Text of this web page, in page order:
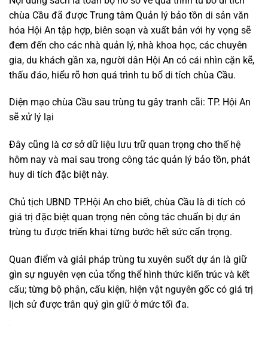
chùa Cầu đã được Trung tâm Quản lý bảo tồn di sản văn
hóa Hội An tập hợp, biên soạn và xuất bản với hy vọng sẽ
đem đến cho các nhà quản lý, nhà khoa học, các chuyên
gia, du khách gần xa, người dân Hội An có cái nhìn cặn kẽ,
thấu đáo, hiểu rõ hơn quá trình tu bổ di tích chùa Cầu.
Diện mạo chùa Cầu sau trùng tu gây tranh cãi: TP. Hội An
sẽ xử lý lại
Đây cũng là cơ sở dữ liệu lưu trữ quan trọng cho thế hệ
hôm nay và mai sau trong công tác quản lý bảo tồn, phát
huy di tích đặc biệt này.
Chủ tịch UBND TP.Hội An cho biết, chùa Cầu là di tích có
giá trị đặc biệt quan trọng nên công tác chuẩn bị dự án
trùng tu được triển khai từng bước hết sức cẩn trọng.
Quan điểm và giải pháp trùng tu xuyên suốt dự án là giữ
gìn sự nguyên vẹn của tổng thể hình thức kiến trúc và kết
cấu; từng bộ phận, cấu kiện, hiện vật nguyên gốc có giá trị
lịch sử được trân quý gìn giữ ở mức tối đa.